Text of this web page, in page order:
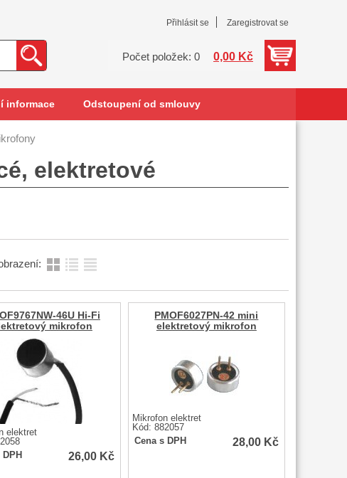
Přihlásit se Zaregistrovat se
Počet položek: 0 0,00 Kč
informace Odstoupení od smlouvy
elektretové
46U Hi-Fi
mikrofon
elektret
26,00 Kč
PMOF6027PN-42 mini
elektretový mikrofon
Mikrofon elektret
Kód: 882057
Cena s DPH
28,00 Kč